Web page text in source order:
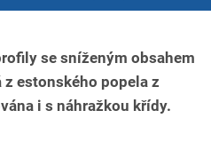
se sníženým obsahem
estonského popela z
i s náhražkou křídy.